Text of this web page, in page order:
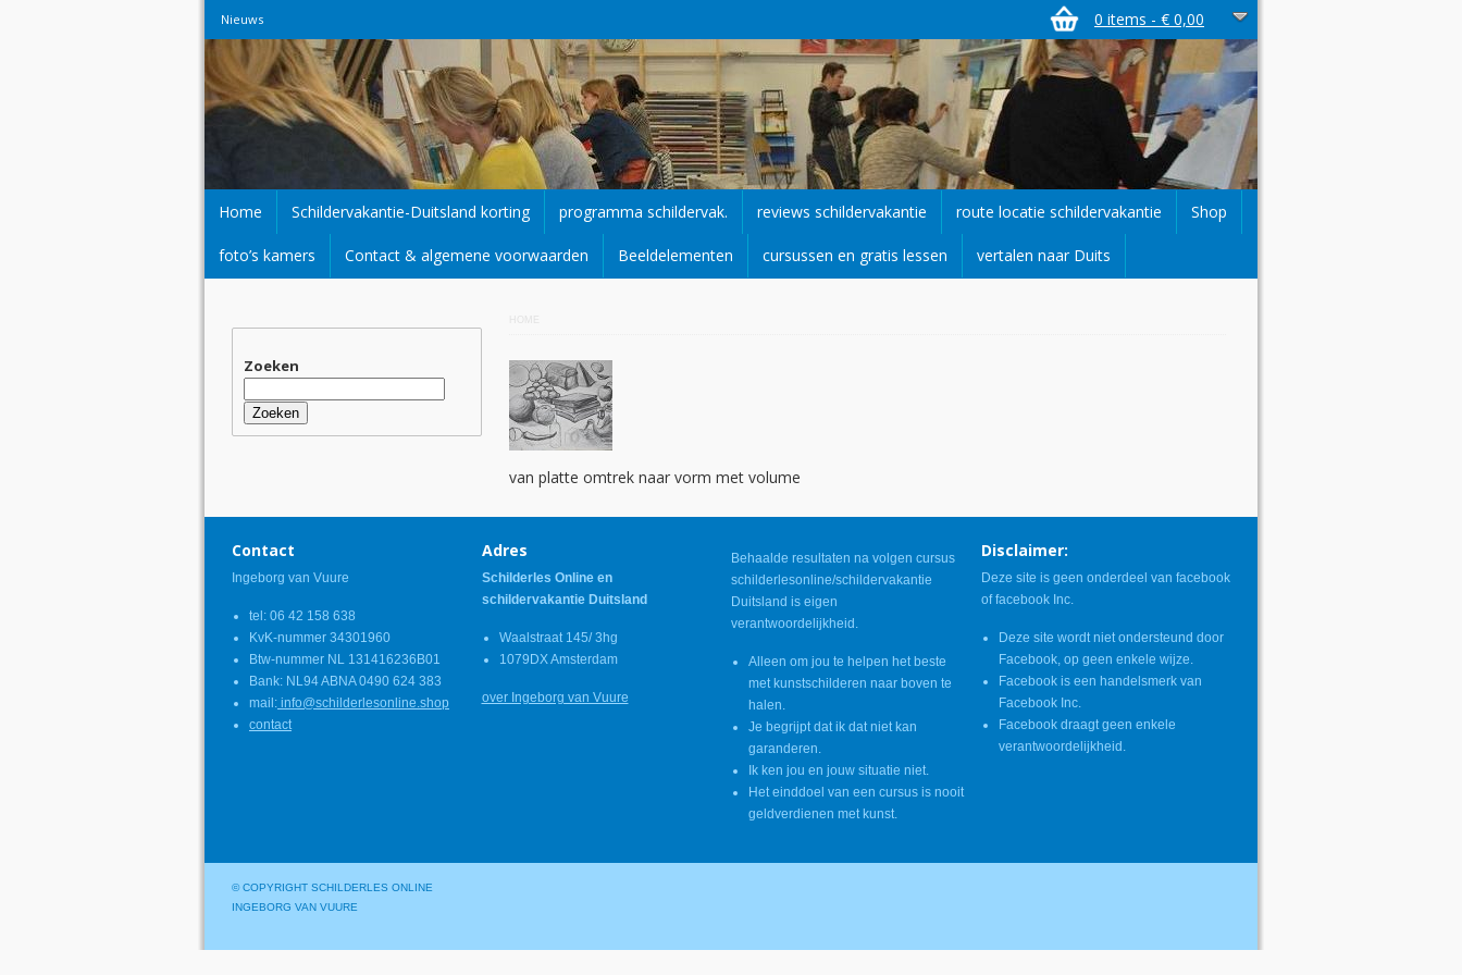
Nieuws 0 items - € 0,00
Home Schildervakantie-Duitsland korting programma schildervak. reviews schildervakantie route locatie schildervakantie Shop
foto’s kamers Contact & algemene voorwaarden Beeldelementen cursussen en gratis lessen vertalen naar Duits
Zoeken
naar:
van platte omtrek naar vorm met volume
Contact
Ingeborg van Vuure
tel: 06 42 158 638
KvK-nummer 34301960
Btw-nummer NL 131416236B01
Bank: NL94 ABNA 0490 624 383
mail: info@schilderlesonline.shop
contact
Adres
Schilderles Online en
schildervakantie Duitsland
Waalstraat 145/ 3hg
1079DX Amsterdam
over Ingeborg van Vuure
Behaalde resultaten na volgen cursus
schilderlesonline/schildervakantie
Duitsland is eigen
verantwoordelijkheid.
Alleen om jou te helpen het beste
met kunstschilderen naar boven te
halen.
Je begrijpt dat ik dat niet kan
garanderen.
Ik ken jou en jouw situatie niet.
Het einddoel van een cursus is nooit
geldverdienen met kunst.
Disclaimer:
Deze site is geen onderdeel van facebook
of facebook Inc.
Deze site wordt niet ondersteund door
Facebook, op geen enkele wijze.
Facebook is een handelsmerk van
Facebook Inc.
Facebook draagt geen enkele
verantwoordelijkheid.
© COPYRIGHT SCHILDERLES ONLINE
INGEBORG VAN VUURE